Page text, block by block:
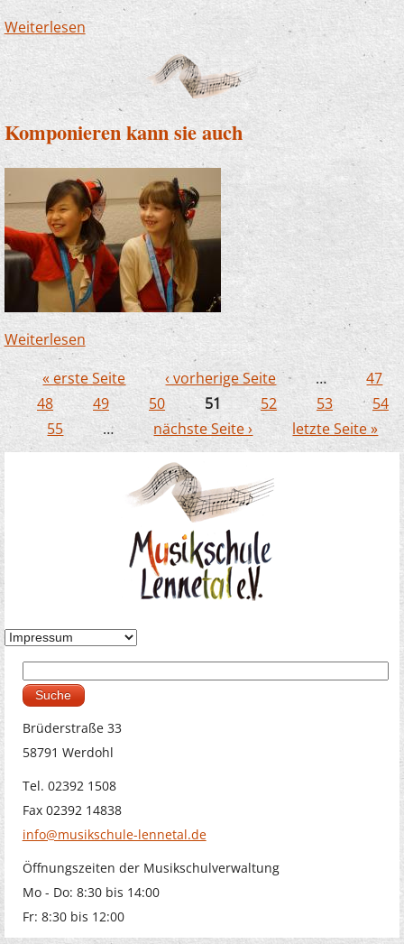
Weiterlesenüber Alles andere als ruhig und besinnlich
Komponieren kann sie auch
Weiterlesen über Komponieren kann sie auch
Seiten
« erste Seite ‹ vorherige Seite …
47
48
49 50 51 52 53
54
55
… nächste Seite › letzte Seite »
Suchformular
Brüderstraße 33
58791 Werdohl
Tel. 02392 1508
Fax 02392 14838
info@musikschule-lennetal.de
Öffnungszeiten der Musikschulverwaltung
Mo - Do: 8:30 bis 14:00
Fr: 8:30 bis 12:00